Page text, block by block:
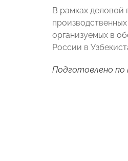
В рамках деловой
организуемых в
России в
Подготовлено